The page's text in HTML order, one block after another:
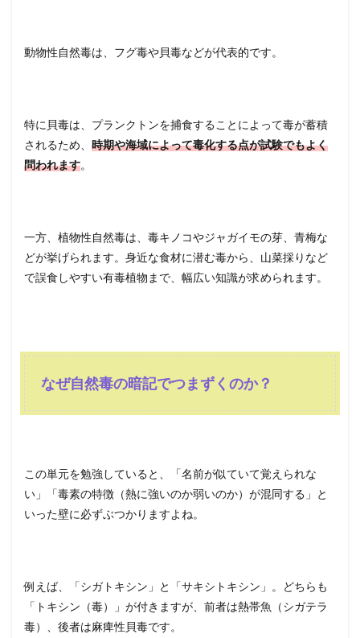
動物性自然毒は、フグ毒や貝毒などが代表的です。
特に貝毒は、プランクトンを捕食することによって毒が蓄積
されるため、 時期や海域によって毒化する点が試験でもよく
問われます。
一方、植物性自然毒は、毒キノコやジャガイモの芽、青梅な
どが挙げられます。身近な食材に潜む毒から、山菜採りなど
で誤食しやすい有毒植物まで、幅広い知識が求められます。
なぜ自然毒の暗記でつまずくのか？
この単元を勉強していると、「名前が似ていて覚えられな
い」「毒素の特徴（熱に強いのか弱いのか）が混同する」と
いった壁に必ずぶつかりますよね。
例えば、「シガトキシン」と「サキシトキシン」。どちらも
「トキシン（毒）」が付きますが、前者は熱帯魚（シガテラ
毒）、後者は麻痺性貝毒です。